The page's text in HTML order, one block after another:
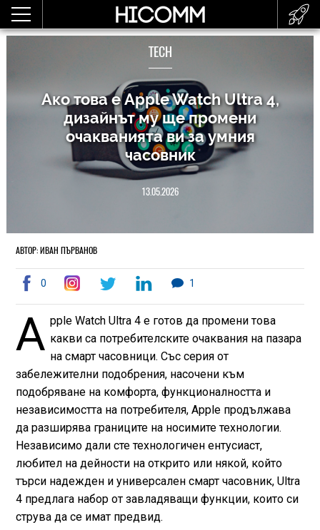
TECH
Ако това е Apple Watch Ultra 4,
дизайнът му ще промени
очакванията ви за умния
часовник
13.05.2026
АВТОР: ИВАН ПЪРВАНОВ
0 1
A pple Watch Ultra 4 е готов да промени това
какви са потребителските очаквания на пазара
на смарт часовници. Със серия от
забележителни подобрения, насочени към
подобряване на комфорта, функционалността и
независимостта на потребителя, Apple продължава
да разширява границите на носимите технологии.
Независимо дали сте технологичен ентусиаст,
любител на дейности на открито или някой, който
търси надежден и универсален смарт часовник, Ultra
4 предлага набор от завладяващи функции, които си
струва да се имат предвид.